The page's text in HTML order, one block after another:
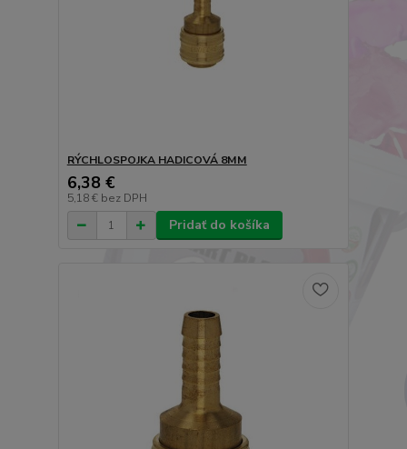
RÝCHLOSPOJKA HADICOVÁ 8MM
6,38 €
5,18 € bez DPH
Pridať do košíka